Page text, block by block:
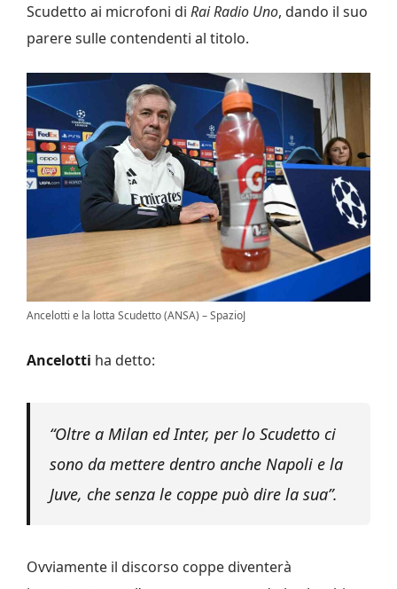
Scudetto ai microfoni di Rai Radio Uno, dando il suo
parere sulle contendenti al titolo.
Ancelotti e la lotta Scudetto (ANSA) – SpazioJ
Ancelotti ha detto:
“Oltre a Milan ed Inter, per lo Scudetto ci
sono da mettere dentro anche Napoli e la
Juve, che senza le coppe può dire la sua”.
Ovviamente il discorso coppe diventerà